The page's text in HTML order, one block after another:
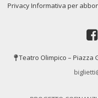
Privacy Informativa per
Teatro Olimpico – Piazza